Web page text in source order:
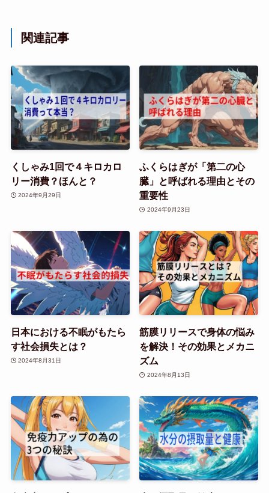
関連記事
くしゃみ1回で４キロカロ
リー消費？ほんと？
2024年9月29日
ふくらはぎが「第二の心
臓」と呼ばれる理由とその
重要性
2024年9月23日
日本における不眠がもたら
す社会損失とは？
2024年8月31日
筋膜リリースで身体の悩み
を解決！その効果とメカニ
ズム
2024年8月13日